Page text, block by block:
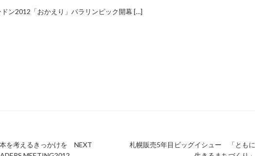
ン2012「おかえり」パラリンピック開幕 […]
を考えるきっかけを NEXT
札幌販売5年目ビッグイシュー 「ともに